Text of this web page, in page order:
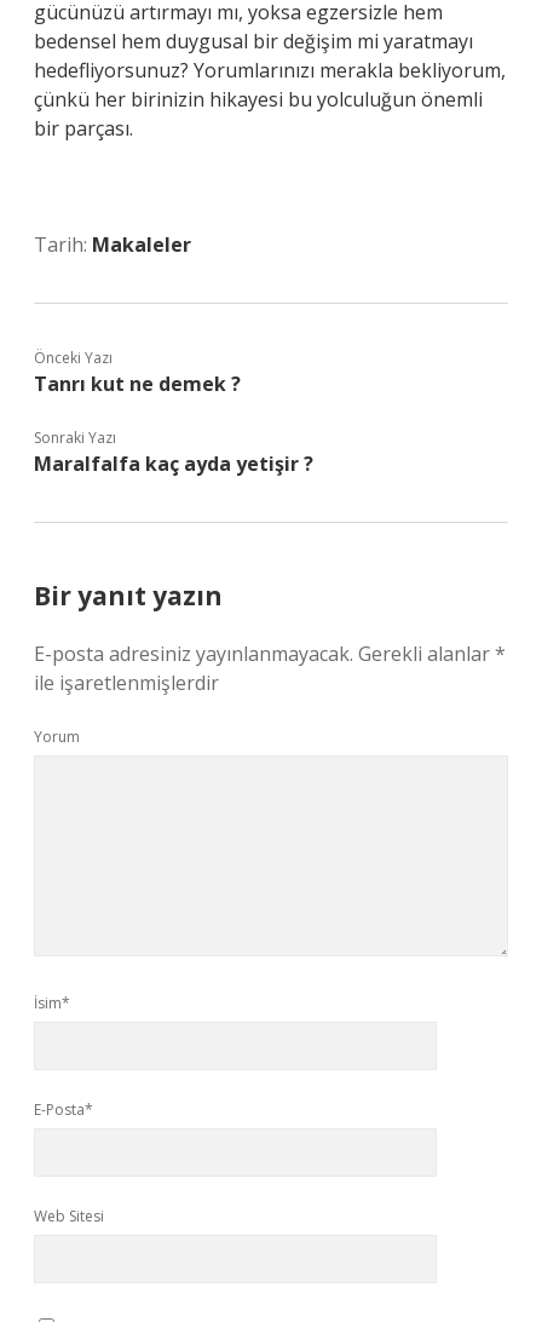
gücünüzü artırmayı mı, yoksa egzersizle hem
bedensel hem duygusal bir değişim mi yaratmayı
hedefliyorsunuz? Yorumlarınızı merakla bekliyorum,
çünkü her birinizin hikayesi bu yolculuğun önemli
bir parçası.
Tarih: Makaleler
Önceki Yazı
Tanrı kut ne demek ?
Sonraki Yazı
Maralfalfa kaç ayda yetişir ?
Bir yanıt yazın
E-posta adresiniz yayınlanmayacak. Gerekli alanlar*
ile işaretlenmişlerdir
Yorum
İsim*
E-Posta*
Web Sitesi